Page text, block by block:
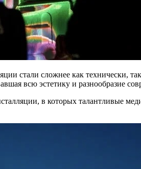
стали сложнее как технически,
всю эстетику и разнообразие
в которых талантливые